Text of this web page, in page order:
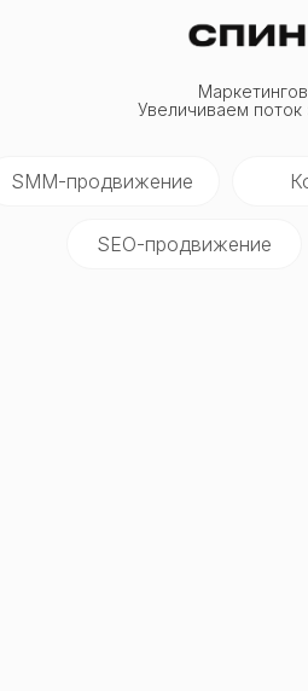
Увеличиваем поток
SMM-продвижение
SEO-продвижение